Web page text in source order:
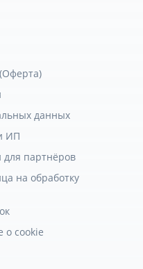
данных
ИП
для партнёров
на обработку
о cookie